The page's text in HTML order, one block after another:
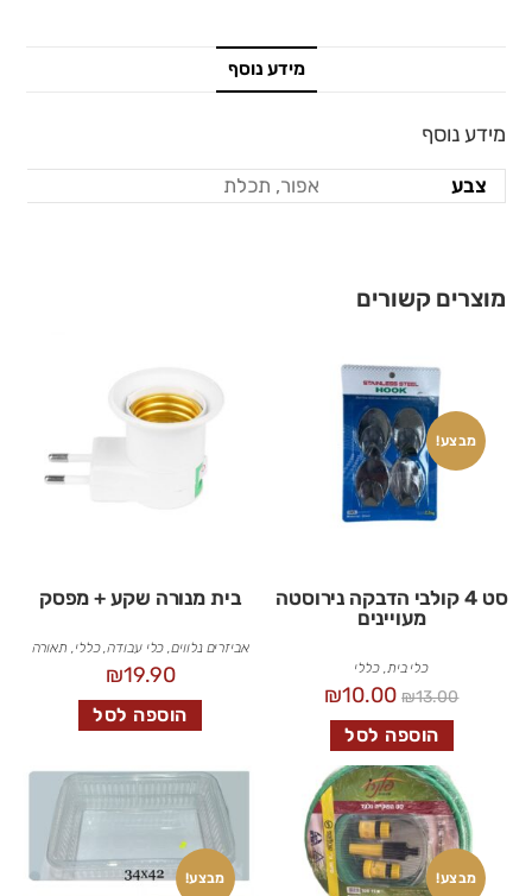
מידע נוסף
מידע נוסף
צבע אפור, תכלת
מוצרים קשורים
מבצע!
סט 4 קולבי הדבקה נירוסטה
מעויינים
כלי בית כללי
₪13.00
₪10.00
הוספה לסל
בית מנורה שקע + מפסק
אביזרים נלווים, כלי עבודה,כללי תאורה
₪19.90
הוספה לסל
מבצע! מבצע!